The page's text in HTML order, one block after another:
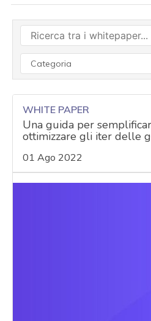
Categoria
WHITE PAPER
Una guida per
ottimizzare gli iter delle
01 Ago 2022